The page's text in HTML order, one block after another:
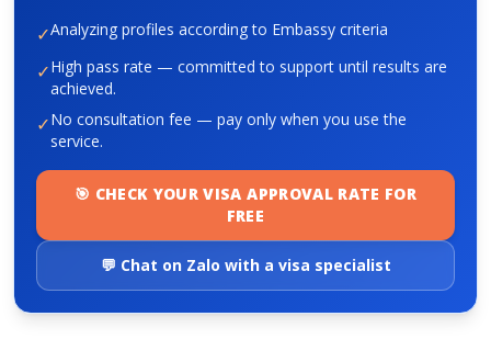
About HappyBook
About us
News
Contact us
✓Analyzing profiles according to Embassy criteria
✓High pass rate — committed to support until results are
achieved.
✓No consultation fee — pay only when you use the
service.
🎯 CHECK YOUR VISA APPROVAL RATE FOR
FREE
💬 Chat on Zalo with a visa specialist